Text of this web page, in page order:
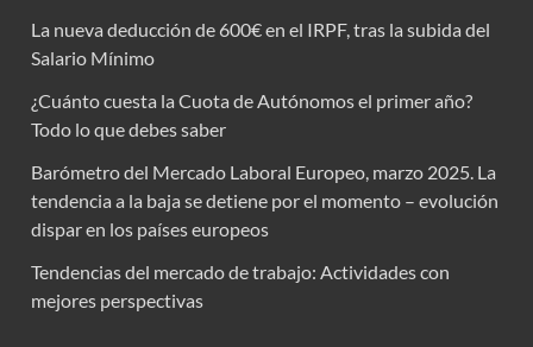
La nueva deducción de 600€ en el IRPF, tras la subida del
Salario Mínimo
¿Cuánto cuesta la Cuota de Autónomos el primer año?
Todo lo que debes saber
Barómetro del Mercado Laboral Europeo, marzo 2025. La
tendencia a la baja se detiene por el momento – evolución
dispar en los países europeos
Tendencias del mercado de trabajo: Actividades con
mejores perspectivas